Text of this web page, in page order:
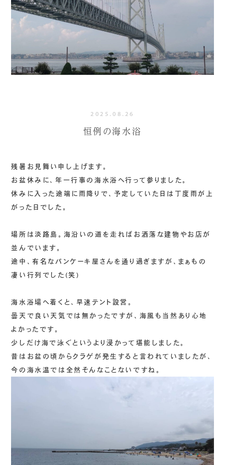
2025.08.26
恒例の海水浴
残暑お見舞い申し上げます。
お盆休みに、年一行事の海水浴へ行って参りました。
休みに入った途端に雨降りで、予定していた日は丁度雨が上
がった日でした。
場所は淡路島。海沿いの道を走ればお洒落な建物やお店が
並んでいます。
途中、有名なパンケーキ屋さんを通り過ぎますが、まぁもの
凄い行列でした(笑)
海水浴場へ着くと、早速テント設営。
曇天で良い天気では無かったですが、海風も当然あり心地
よかったです。
少しだけ海で泳ぐというより浸かって堪能しました。
昔はお盆の頃からクラゲが発生すると言われていましたが、
今の海水温では全然そんなことないですね。